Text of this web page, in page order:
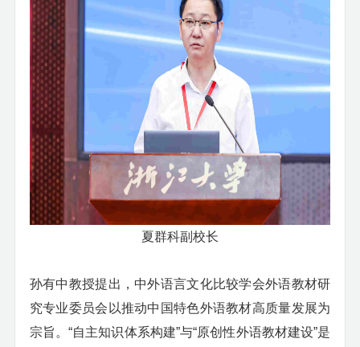
夏群科副校长
孙有中教授提出，中外语言文化比较学会外语教材研
究专业委员会以推动中国特色外语教材高质量发展为
宗旨。“自主知识体系构建”与“原创性外语教材建设”是